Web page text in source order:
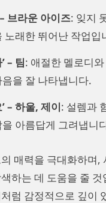
브라운 아이즈: 잊지
노래한 뛰어난 작업입
– 팀: 애절한 멜로디
을 잘 나타냅니다.
– 하울, 제이: 설렘과
아름답게 그려냅니
매력을 극대화하며,
하는 데 도움을 줄
럼 감정적으로 깊이